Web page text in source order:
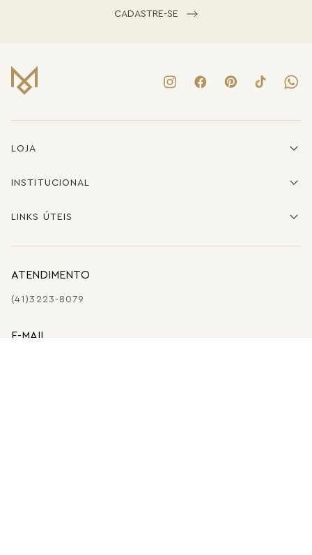
CADASTRE-SE
LOJA
INSTITUCIONAL
LINKS ÚTEIS
ATENDIMENTO
(41)3223-8079
E-MAIL